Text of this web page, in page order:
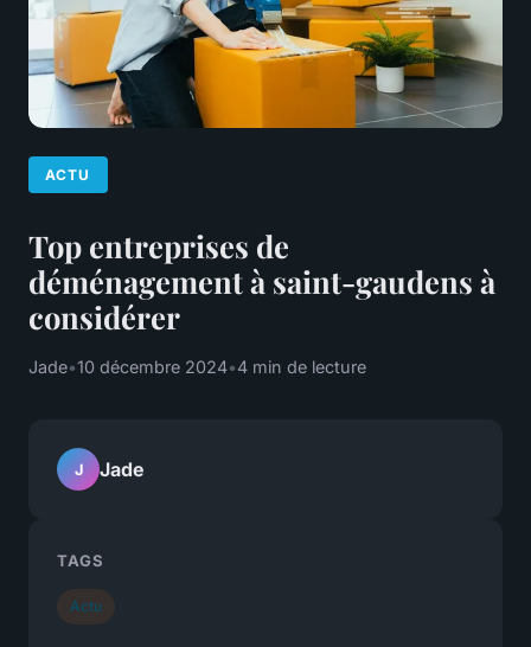
ACTU
Top entreprises de
déménagement à saint-gaudens à
considérer
Jade•10 décembre 2024•4 min de lecture
J Jade
TAGS
Actu